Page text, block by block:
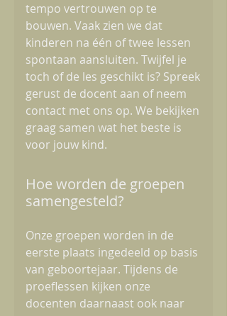
tempo vertrouwen op te
bouwen. Vaak zien we dat
kinderen na één of twee lessen
spontaan aansluiten. Twijfel je
toch of de les geschikt is? Spreek
gerust de docent aan of neem
contact met ons op. We bekijken
graag samen wat het beste is
voor jouw kind.
Hoe worden de groepen
samengesteld?
Onze groepen worden in de
eerste plaats ingedeeld op basis
van geboortejaar. Tijdens de
proeflessen kijken onze
docenten daarnaast ook naar